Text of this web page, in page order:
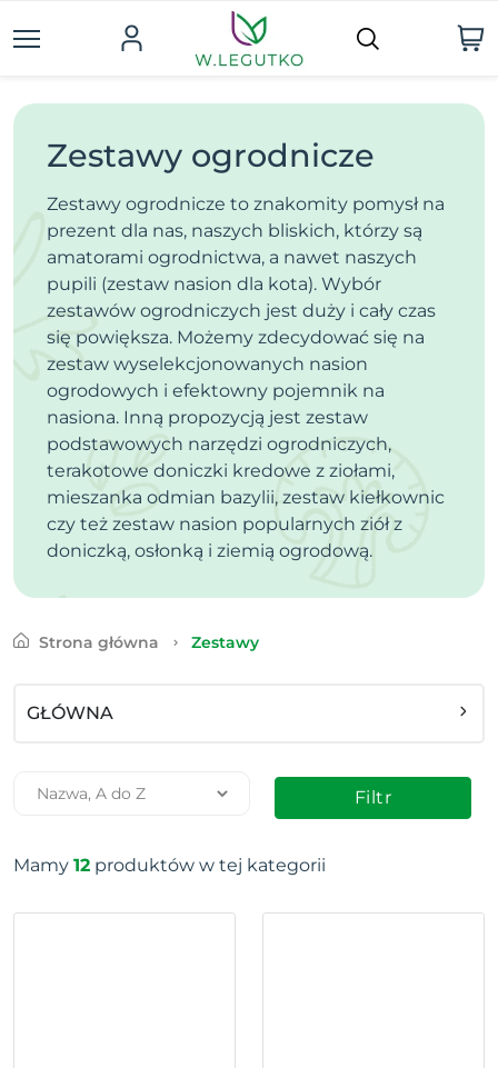
Zestawy ogrodnicze
Zestawy ogrodnicze to znakomity pomysł na
prezent dla nas, naszych bliskich, którzy są
amatorami ogrodnictwa, a nawet naszych
pupili (zestaw nasion dla kota). Wybór
zestawów ogrodniczych jest duży i cały czas
się powiększa. Możemy zdecydować się na
zestaw wyselekcjonowanych nasion
ogrodowych i efektowny pojemnik na
nasiona. Inną propozycją jest zestaw
podstawowych narzędzi ogrodniczych,
terakotowe doniczki kredowe z ziołami,
mieszanka odmian bazylii, zestaw kiełkownic
czy też zestaw nasion popularnych ziół z
doniczką, osłonką i ziemią ogrodową.
Strona główna Zestawy
GŁÓWNA
Filtr
Mamy 12 produktów w tej kategorii